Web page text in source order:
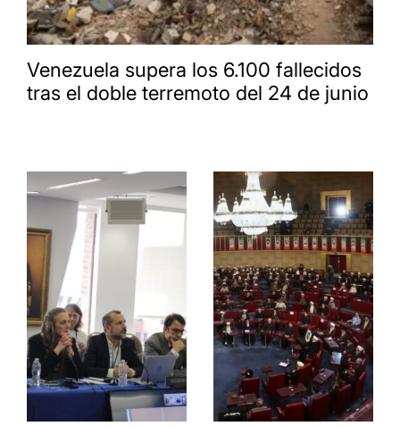
Venezuela supera los 6.100 fallecidos
tras el doble terremoto del 24 de junio